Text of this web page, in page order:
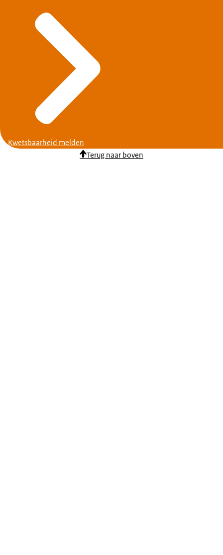
Kwetsbaarheid melden
Terug naar boven